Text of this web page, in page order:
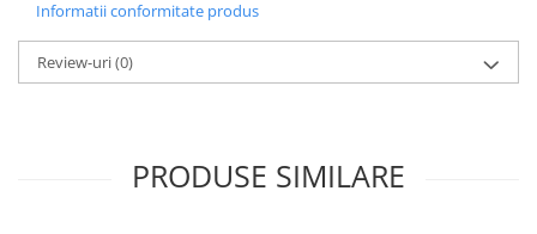
Informatii conformitate produs
Review-uri(0)
PRODUSE SIMILARE